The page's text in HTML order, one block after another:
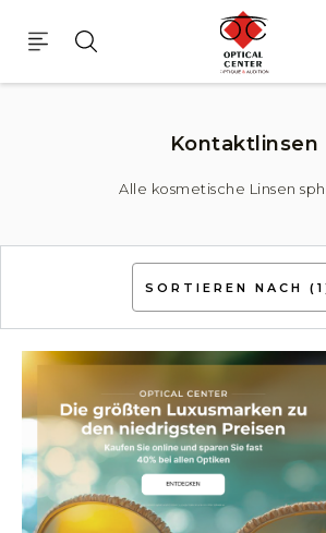
Zusätzliche Produkte
Kontaktlinsen
Alle kosmetische Linsen
SORTIEREN NACH